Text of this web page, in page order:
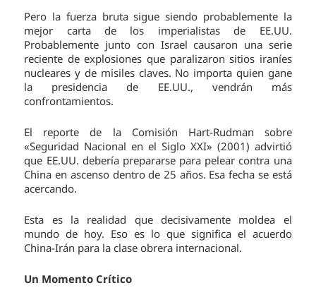
Pero la fuerza bruta sigue siendo probablemente la
mejor carta de los imperialistas de EE.UU.
Probablemente junto con Israel causaron una serie
reciente de explosiones que paralizaron sitios iraníes
nucleares y de misiles claves. No importa quien gane
la presidencia de EE.UU., vendrán más
confrontamientos.
El reporte de la Comisión Hart-Rudman sobre
«Seguridad Nacional en el Siglo XXI» (2001) advirtió
que EE.UU. debería prepararse para pelear contra una
China en ascenso dentro de 25 años. Esa fecha se está
acercando.
Esta es la realidad que decisivamente moldea el
mundo de hoy. Eso es lo que significa el acuerdo
China-Irán para la clase obrera internacional.
Un Momento Crítico